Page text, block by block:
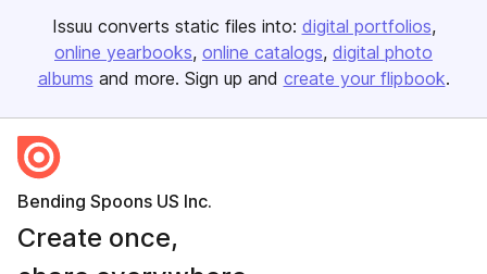
Issuu converts static files into: digital portfolios
online yearbooks online catalogs digital photo
albums and more. Sign up and create your flipbook.
Bending Spoons US Inc.
Create once,